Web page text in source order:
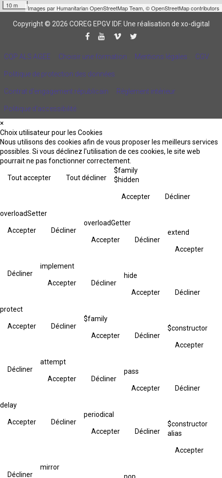
10 m Images par Humanitarian OpenStreetMap Team, © OpenStreetMap contributors
Copyright © 2026 COREG EPGV IDF. Une réalisation de xo-digital
CQP ALS AGEE Choisir une formation Mentions légales CGV
Politique de protection des données
Contrat d'engagement républicain Règlement intérieur
Politique d’accessibilité
×
Choix utilisateur pour les Cookies
Nous utilisons des cookies afin de vous proposer les meilleurs services
possibles. Si vous déclinez l'utilisation de ces cookies, le site web
pourrait ne pas fonctionner correctement.
Tout accepter Tout décliner
$family
$hidden
Accepter Décliner
overloadSetter
Accepter Décliner
overloadGetter
Accepter Décliner
extend
Accepter
Décliner
implement
Accepter Décliner
hide
Accepter Décliner
protect
Accepter Décliner
$family
Accepter Décliner
$constructor
Accepter
Décliner
attempt
Accepter Décliner
pass
Accepter Décliner
delay
Accepter Décliner
periodical
Accepter Décliner
$constructor
alias
Accepter
Décliner
mirror
pop